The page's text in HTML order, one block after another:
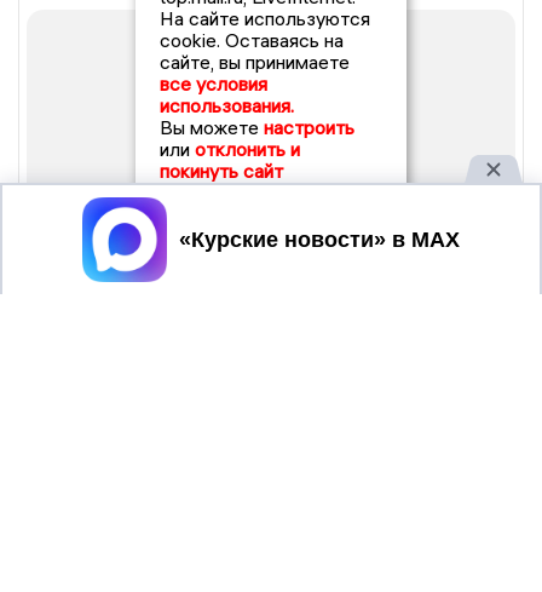
На сайте используются
cookie. Оставаясь на
сайте, вы принимаете
все условия
использования.
Вы можете настроить
или отклонить и
покинуть сайт
Принять